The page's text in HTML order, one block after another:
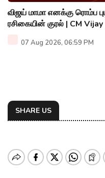
விஜய் மாமா எனக்கு ரொம்ப
ரசிகையின் குரல் | CM
07 Aug 2026, 06:59 PM
SHARE US